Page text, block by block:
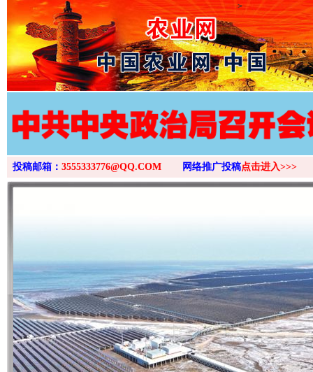
>
投稿邮箱： 3555333776@QQ.COM 网络推广投稿点击进入>>>